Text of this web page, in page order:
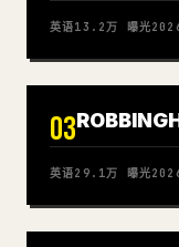
英语13.2万 曝光
03
英语29.1万 曝光